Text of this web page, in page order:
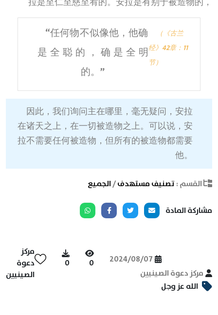
“任何物不似像他，他确
是全聪的，确是全明
的。”
（《古兰
经》42章：11
节）
因此，我们询问主在哪里，毫无疑问，安拉
在诸天之上，在一切被造物之上。可以说，安
拉不需要任何被造物，但所有的被造物都需要
他。
القسم :تصنيف مستهدف/الجميع
مشاركة المادة
مركز دعوة الصينيين
2024/08/07
0
0
مركز
دعوة
الصينيين
الله عز وجل